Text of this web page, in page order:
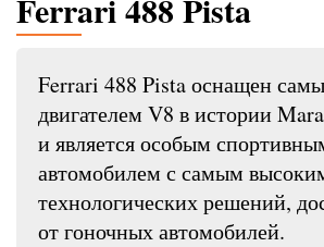
Ferrari 488 Pista
Ferrari 488 Pista оснащен
двигателем V8 в истории
и является особым
автомобилем с самым
технологических решений,
от гоночных автомобилей.